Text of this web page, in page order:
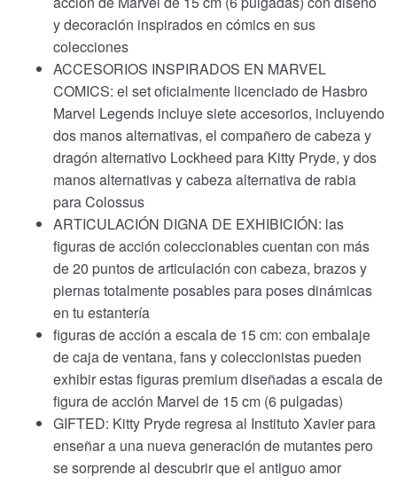
y decoración inspirados en cómics en sus
colecciones
ACCESORIOS INSPIRADOS EN MARVEL
COMICS: el set oficialmente licenciado de Hasbro
Marvel Legends incluye siete accesorios, incluyendo
dos manos alternativas, el compañero de cabeza y
dragón alternativo Lockheed para Kitty Pryde, y dos
manos alternativas y cabeza alternativa de rabia
para Colossus
ARTICULACIÓN DIGNA DE EXHIBICIÓN: las
figuras de acción coleccionables cuentan con más
de 20 puntos de articulación con cabeza, brazos y
piernas totalmente posables para poses dinámicas
en tu estantería
figuras de acción a escala de 15 cm: con embalaje
de caja de ventana, fans y coleccionistas pueden
exhibir estas figuras premium diseñadas a escala de
figura de acción Marvel de 15 cm (6 pulgadas)
GIFTED: Kitty Pryde regresa al Instituto Xavier para
enseñar a una nueva generación de mutantes pero
se sorprende al descubrir que el antiguo amor